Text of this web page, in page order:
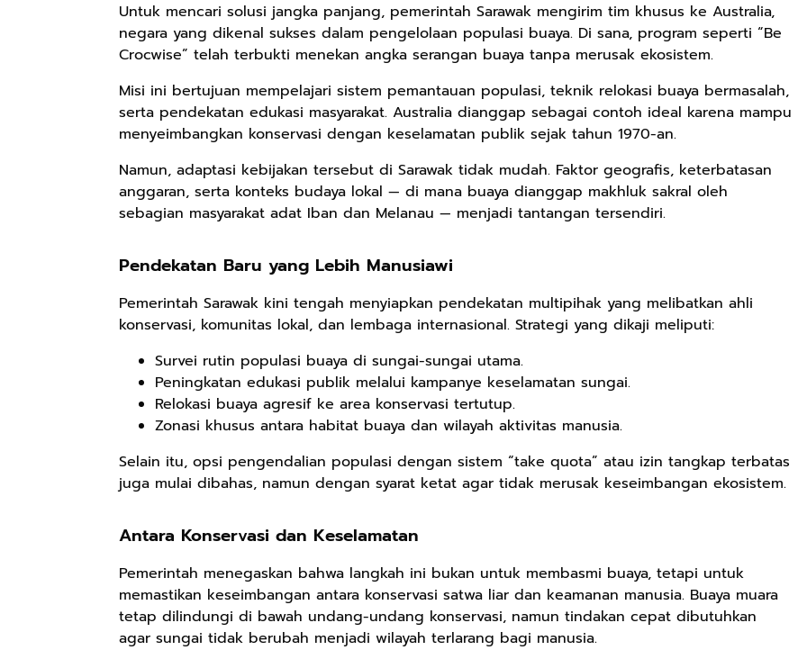
Untuk mencari solusi jangka panjang, pemerintah Sarawak mengirim tim khusus ke Australia,
negara yang dikenal sukses dalam pengelolaan populasi buaya. Di sana, program seperti “Be
Crocwise” telah terbukti menekan angka serangan buaya tanpa merusak ekosistem.
Misi ini bertujuan mempelajari sistem pemantauan populasi, teknik relokasi buaya bermasalah,
serta pendekatan edukasi masyarakat. Australia dianggap sebagai contoh ideal karena mampu
menyeimbangkan konservasi dengan keselamatan publik sejak tahun 1970-an.
Namun, adaptasi kebijakan tersebut di Sarawak tidak mudah. Faktor geografis, keterbatasan
anggaran, serta konteks budaya lokal — di mana buaya dianggap makhluk sakral oleh
sebagian masyarakat adat Iban dan Melanau — menjadi tantangan tersendiri.
Pendekatan Baru yang Lebih Manusiawi
Pemerintah Sarawak kini tengah menyiapkan pendekatan multipihak yang melibatkan ahli
konservasi, komunitas lokal, dan lembaga internasional. Strategi yang dikaji meliputi:
Survei rutin populasi buaya di sungai-sungai utama.
Peningkatan edukasi publik melalui kampanye keselamatan sungai.
Relokasi buaya agresif ke area konservasi tertutup.
Zonasi khusus antara habitat buaya dan wilayah aktivitas manusia.
Selain itu, opsi pengendalian populasi dengan sistem “take quota” atau izin tangkap terbatas
juga mulai dibahas, namun dengan syarat ketat agar tidak merusak keseimbangan ekosistem.
Antara Konservasi dan Keselamatan
Pemerintah menegaskan bahwa langkah ini bukan untuk membasmi buaya, tetapi untuk
memastikan keseimbangan antara konservasi satwa liar dan keamanan manusia. Buaya muara
tetap dilindungi di bawah undang-undang konservasi, namun tindakan cepat dibutuhkan
agar sungai tidak berubah menjadi wilayah terlarang bagi manusia.
Rp169.000
Buku The
History of
& Identitas
Borneo Asli
Anyarmart
Rp165.000
Buku Filsafat
Dayak Kajian
Atas Manusia
Dayak
Shopee
Rp125.000
Buku Seringai
Kunang-kunang
Wisnu
Pamungkas
Anyarmart
Rp128.900
Republik
Kelamin | Hybrid
Anyarmart
Rp119.999
Durian Cinta |
Pamungkas
Anyarmart
Rp90.576
Ebook Biografi
The Shadow
Khight |
Google Book
Rp74.092
Eboo Novel
Suku Dayak
Borneo
Google Book
Rp71.706
Ebook Vescovo
Kisah Nyata
Uskup Giulio
Mencuccini, C.P
di Kalimantan
Barat
Google Book
Tambang
Indonesia box
Google Book
Forest Therapy
ala Dayak:
Google Book